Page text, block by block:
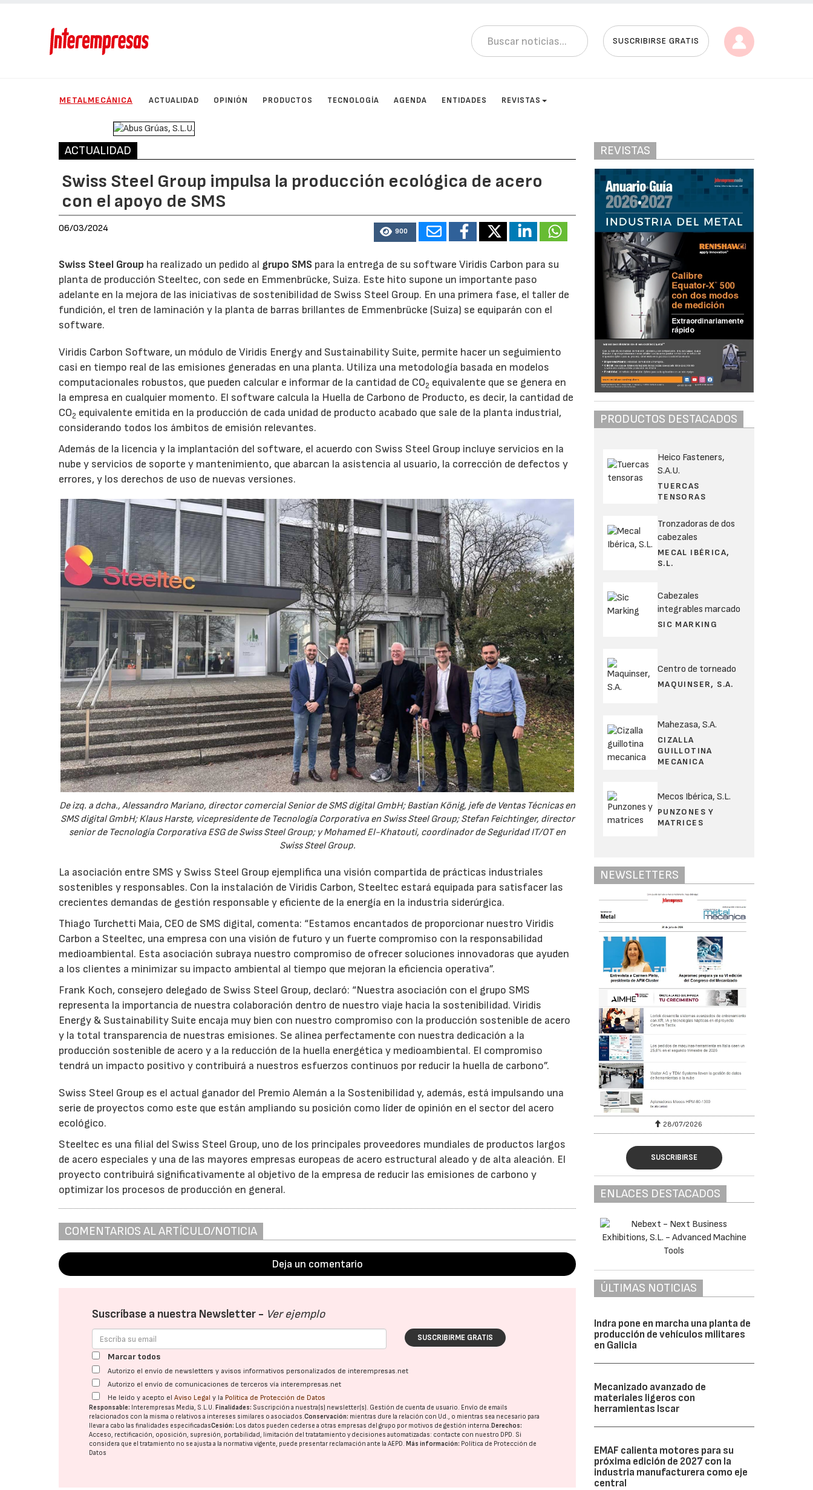
SUSCRIBIRSE GRATIS
METALMECÁNICA ACTUALIDAD OPINIÓN PRODUCTOS TECNOLOGÍA AGENDA ENTIDADES REVISTAS
ACTUALIDAD
Swiss Steel Group impulsa la producción ecológica de acero
con el apoyo de SMS
06/03/2024 900
Swiss Steel Group ha realizado un pedido al grupo SMS para la entrega de su software Viridis Carbon para su
planta de producción Steeltec, con sede en Emmenbrücke, Suiza. Este hito supone un importante paso
adelante en la mejora de las iniciativas de sostenibilidad de Swiss Steel Group. En una primera fase, el taller de
fundición, el tren de laminación y la planta de barras brillantes de Emmenbrücke (Suiza) se equiparán con el
software.
Viridis Carbon Software, un módulo de Viridis Energy and Sustainability Suite, permite hacer un seguimiento
casi en tiempo real de las emisiones generadas en una planta. Utiliza una metodología basada en modelos
computacionales robustos, que pueden calcular e informar de la cantidad de CO2 equivalente que se genera en
la empresa en cualquier momento. El software calcula la Huella de Carbono de Producto, es decir, la cantidad de
CO2 equivalente emitida en la producción de cada unidad de producto acabado que sale de la planta industrial,
considerando todos los ámbitos de emisión relevantes.
Además de la licencia y la implantación del software, el acuerdo con Swiss Steel Group incluye servicios en la
nube y servicios de soporte y mantenimiento, que abarcan la asistencia al usuario, la corrección de defectos y
errores, y los derechos de uso de nuevas versiones.
De izq. a dcha., Alessandro Mariano, director comercial Senior de SMS digital GmbH; Bastian König, jefe de Ventas Técnicas en
SMS digital GmbH; Klaus Harste, vicepresidente de Tecnología Corporativa en Swiss Steel Group; Stefan Feichtinger, director
senior de Tecnología Corporativa ESG de Swiss Steel Group; y Mohamed El-Khatouti, coordinador de Seguridad IT/OT en
Swiss Steel Group.
La asociación entre SMS y Swiss Steel Group ejemplifica una visión compartida de prácticas industriales
sostenibles y responsables. Con la instalación de Viridis Carbon, Steeltec estará equipada para satisfacer las
crecientes demandas de gestión responsable y eficiente de la energía en la industria siderúrgica.
Thiago Turchetti Maia, CEO de SMS digital, comenta: “Estamos encantados de proporcionar nuestro Viridis
Carbon a Steeltec, una empresa con una visión de futuro y un fuerte compromiso con la responsabilidad
medioambiental. Esta asociación subraya nuestro compromiso de ofrecer soluciones innovadoras que ayuden
a los clientes a minimizar su impacto ambiental al tiempo que mejoran la eficiencia operativa”.
Frank Koch, consejero delegado de Swiss Steel Group, declaró: “Nuestra asociación con el grupo SMS
representa la importancia de nuestra colaboración dentro de nuestro viaje hacia la sostenibilidad. Viridis
Energy & Sustainability Suite encaja muy bien con nuestro compromiso con la producción sostenible de acero
y la total transparencia de nuestras emisiones. Se alinea perfectamente con nuestra dedicación a la
producción sostenible de acero y a la reducción de la huella energética y medioambiental. El compromiso
tendrá un impacto positivo y contribuirá a nuestros esfuerzos continuos por reducir la huella de carbono”.
Swiss Steel Group es el actual ganador del Premio Alemán a la Sostenibilidad y, además, está impulsando una
serie de proyectos como este que están ampliando su posición como líder de opinión en el sector del acero
ecológico.
Steeltec es una filial del Swiss Steel Group, uno de los principales proveedores mundiales de productos largos
de acero especiales y una de las mayores empresas europeas de acero estructural aleado y de alta aleación. El
proyecto contribuirá significativamente al objetivo de la empresa de reducir las emisiones de carbono y
optimizar los procesos de producción en general.
COMENTARIOS AL ARTÍCULO/NOTICIA
Deja un comentario
Suscríbase a nuestra Newsletter - Ver ejemplo
SUSCRIBIRME GRATIS
Marcar todos
Autorizo el envío de newsletters y avisos informativos personalizados de interempresas.net
Autorizo el envío de comunicaciones de terceros vía interempresas.net
He leído y acepto elAviso Legal y la Política de Protección de Datos
Responsable: Interempresas Media, S.L.U. Finalidades: Suscripción a nuestra(s) newsletter(s). Gestión de cuenta de usuario. Envío de emails
relacionados con la misma o relativos a intereses similares o asociados.Conservación: mientras dure la relación con Ud., o mientras sea necesario para
llevar a cabo las finalidades especificadasCesión: Los datos pueden cederse a otras empresas del grupo por motivos de gestión interna. Derechos:
Acceso, rectificación, oposición, supresión, portabilidad, limitación del tratatamiento y decisiones automatizadas: contacte con nuestro DPD. Si
considera que el tratamiento no se ajusta a la normativa vigente, puede presentar reclamación ante laAEPD. Más información: Política de Protección de
Datos
REVISTAS
PRODUCTOS DESTACADOS
Heico Fasteners,
S.A.U.
TUERCAS
TENSORAS
Tronzadoras de dos
cabezales
MECAL IBÉRICA,
S.L.
Cabezales
integrables marcado
SIC MARKING
Centro de torneado
MAQUINSER, S.A.
Mahezasa, S.A.
CIZALLA
GUILLOTINA
MECANICA
Mecos Ibérica, S.L.
PUNZONES Y
MATRICES
NEWSLETTERS
28/07/2026
SUSCRIBIRSE
ENLACES DESTACADOS
ÚLTIMAS NOTICIAS
Indra pone en marcha una planta de
producción de vehículos militares
en Galicia
Mecanizado avanzado de
materiales ligeros con
herramientas Iscar
EMAF calienta motores para su
próxima edición de 2027 con la
industria manufacturera como eje
central